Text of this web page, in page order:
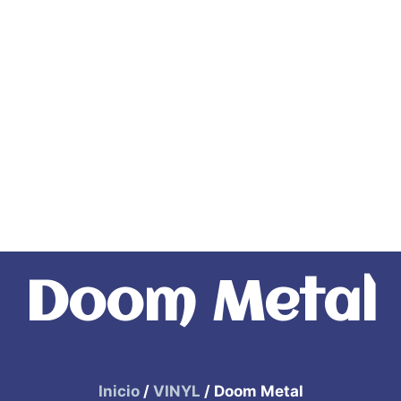
Doom Metal
Inicio/ VINYL / Doom Metal